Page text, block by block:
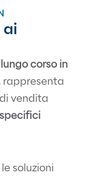
ai
corso in
rappresenta
vendita
soluzioni